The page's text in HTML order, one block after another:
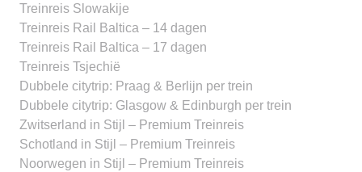
Treinreis Slowakije
Treinreis Rail Baltica – 14 dagen
Treinreis Rail Baltica – 17 dagen
Treinreis Tsjechië
Dubbele citytrip: Praag & Berlijn per trein
Dubbele citytrip: Glasgow & Edinburgh per trein
Zwitserland in Stijl – Premium Treinreis
Schotland in Stijl – Premium Treinreis
Noorwegen in Stijl – Premium Treinreis